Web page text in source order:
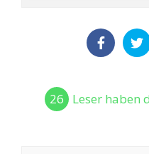
26 Leser haben